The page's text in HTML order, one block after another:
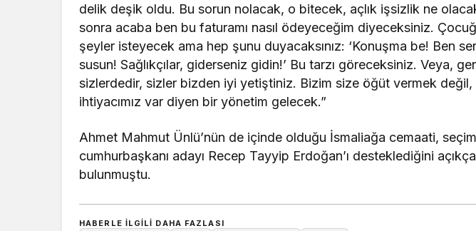
delik deşik oldu. Bu sorun nolacak, o bitecek, açlık işsizlik ne
sonra acaba ben bu faturamı nasıl ödeyeceğim diyeceksiniz.
şeyler isteyecek ama hep şunu duyacaksınız: ‘Konuşma be! Ben
susun! Sağlıkçılar, giderseniz gidin!’ Bu tarzı göreceksiniz. Veya,
sizlerdedir, sizler bizden iyi yetiştiniz. Bizim size öğüt vermek değil,
ihtiyacımız var diyen bir yönetim gelecek.”
Ahmet Mahmut Ünlü’nün de içinde olduğu İsmaliağa cemaati,
cumhurbaşkanı adayı Recep Tayyip Erdoğan’ı desteklediğini
bulunmuştu.
HABERLE ILGILI DAHA FAZLASI